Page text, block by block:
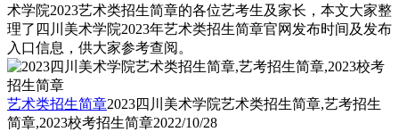
术学院2023艺术类招生简章的各位艺考生及家长，本文大家整
理了四川美术学院2023年艺术类招生简章官网发布时间及发布
入口信息，供大家参考查阅。
艺术类招生简章2023四川美术学院艺术类招生简章,艺考招生
简章,2023校考招生简章2022/10/28